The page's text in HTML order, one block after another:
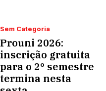
Sem Categoria
Prouni 2026:
inscrição gratuita
para o 2º semestre
termina nesta